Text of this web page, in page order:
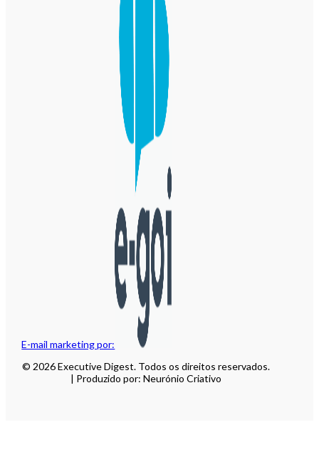
E-mail marketing por:
© 2026 Executive Digest. Todos os direitos reservados.
| Produzido por: Neurónio Criativo